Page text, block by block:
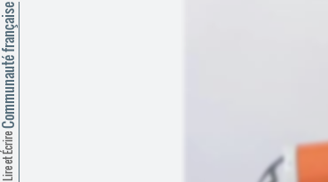
Lire et Écrire
française